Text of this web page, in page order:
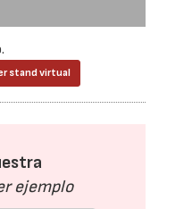
stand virtual
ejemplo